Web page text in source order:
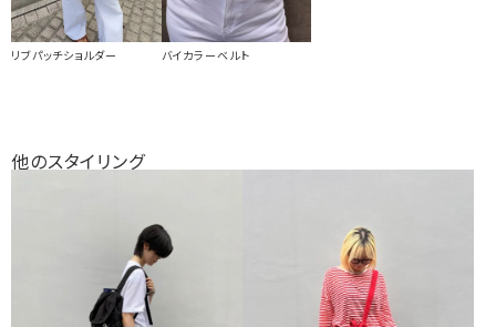
リブパッチショルダー バイカラーベルト
他のスタイリング